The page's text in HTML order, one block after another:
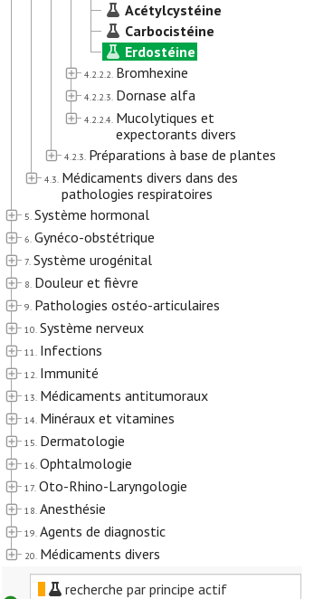
Acétylcystéine
Carbocistéine
Erdostéine
4.2.2.2. Bromhexine
4.2.2.3. Dornase alfa
4.2.2.4. Mucolytiques et
expectorants divers
4.2.3. Préparations à base de plantes
4.3. Médicaments divers dans des
pathologies respiratoires
5. Système hormonal
6. Gynéco-obstétrique
7. Système urogénital
8. Douleur et fièvre
9. Pathologies ostéo-articulaires
10. Système nerveux
11. Infections
12. Immunité
13. Médicaments antitumoraux
14. Minéraux et vitamines
15. Dermatologie
16. Ophtalmologie
17. Oto-Rhino-Laryngologie
18. Anesthésie
19. Agents de diagnostic
20. Médicaments divers
recherche par principe actif